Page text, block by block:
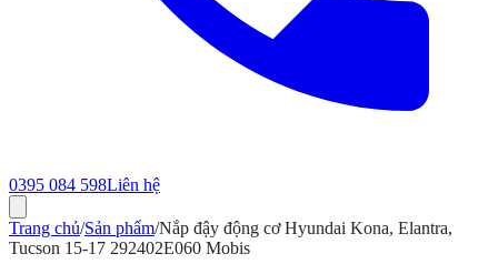
0395 084 598Liên hệ
Trang chủ/Sản phẩm/Nắp đậy động cơ Hyundai Kona, Elantra,
Tucson 15-17 292402E060 Mobis